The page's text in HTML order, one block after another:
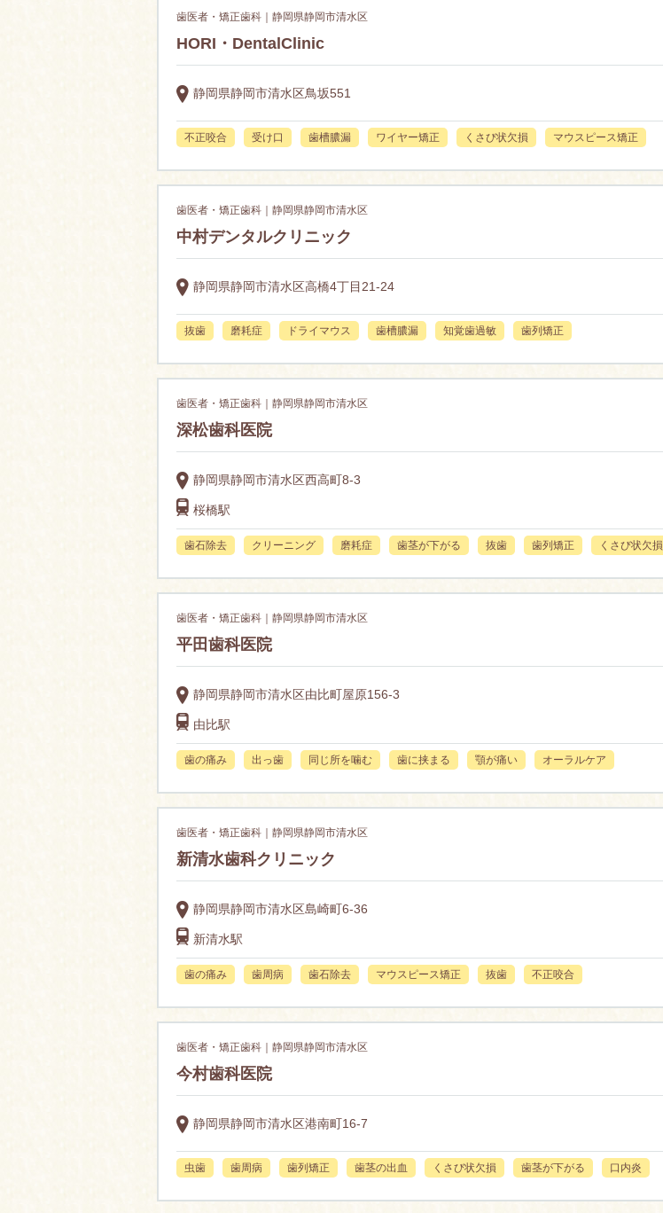
歯医者・矯正歯科｜静岡県静岡市清水区
HORI・DentalClinic
静岡県静岡市清水区鳥坂551
不正咬合 受け口 歯槽膿漏 ワイヤー矯正 くさび状欠損 マウスピース矯正
歯医者・矯正歯科｜静岡県静岡市清水区
中村デンタルクリニック
静岡県静岡市清水区高橋4丁目21-24
抜歯 磨耗症 ドライマウス 歯槽膿漏 知覚歯過敏 歯列矯正
歯医者・矯正歯科｜静岡県静岡市清水区
深松歯科医院
静岡県静岡市清水区西高町8-3
桜橋駅
歯石除去 クリーニング 磨耗症 歯茎が下がる 抜歯 歯列矯正 くさび状欠損
歯医者・矯正歯科｜静岡県静岡市清水区
平田歯科医院
静岡県静岡市清水区由比町屋原156-3
由比駅
歯の痛み 出っ歯 同じ所を噛む 歯に挟まる 顎が痛い オーラルケア
歯医者・矯正歯科｜静岡県静岡市清水区
新清水歯科クリニック
静岡県静岡市清水区島崎町6-36
新清水駅
歯の痛み 歯周病 歯石除去 マウスピース矯正 抜歯 不正咬合
歯医者・矯正歯科｜静岡県静岡市清水区
今村歯科医院
静岡県静岡市清水区港南町16-7
虫歯 歯周病 歯列矯正 歯茎の出血 くさび状欠損 歯茎が下がる 口内炎